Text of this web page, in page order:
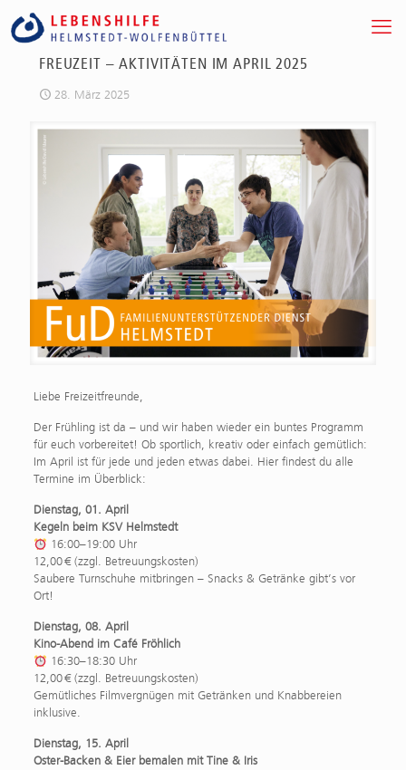
FREUZEIT – AKTIVITÄTEN IM APRIL 2025
28. März 2025
Liebe Freizeitfreunde,
Der Frühling ist da – und wir haben wieder ein buntes Programm
für euch vorbereitet! Ob sportlich, kreativ oder einfach gemütlich:
Im April ist für jede und jeden etwas dabei. Hier findest du alle
Termine im Überblick:
Dienstag, 01. April
Kegeln beim KSV Helmstedt
16:00–19:00 Uhr
12,00 € (zzgl. Betreuungskosten)
Saubere Turnschuhe mitbringen – Snacks & Getränke gibt’s vor
Ort!
Dienstag, 08. April
Kino-Abend im Café Fröhlich
16:30–18:30 Uhr
12,00 € (zzgl. Betreuungskosten)
Gemütliches Filmvergnügen mit Getränken und Knabbereien
inklusive.
Dienstag, 15. April
Oster-Backen & Eier bemalen mit Tine & Iris